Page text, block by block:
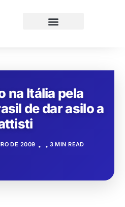
na Itália pela
de dar asilo a
DE 2009 3 MIN READ